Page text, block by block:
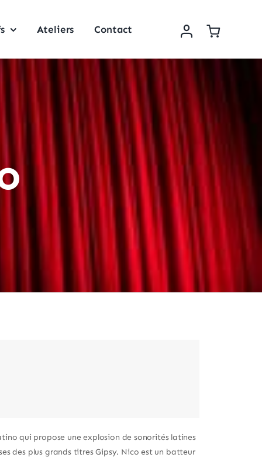
Ateliers Contact
qui propose une explosion de sonorités latines
des plus grands titres Gipsy. Nico est un batteur